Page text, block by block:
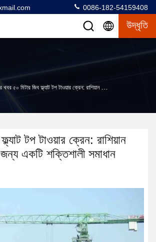
0086-182-54159408
উদ্ধৃতি
মিটার জিব ফ্ল্যাট টপ টাওয়ার ক্রেন: রাশিয়ান নির্মাণ চাহিদার জন্য একটি শক্তিশালী সমাধান
টপ টাওয়ার ক্রেন: রাশিয়ান
জন্য একটি শক্তিশালী সমাধান